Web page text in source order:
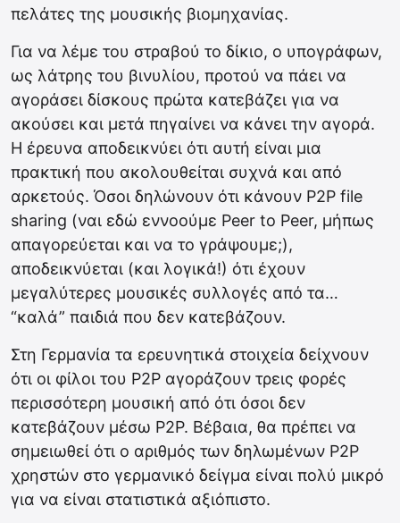
πελάτες της μουσικής βιομηχανίας.
Για να λέμε του στραβού το δίκιο, ο υπογράφων,
ως λάτρης του βινυλίου, προτού να πάει να
αγοράσει δίσκους πρώτα κατεβάζει για να
ακούσει και μετά πηγαίνει να κάνει την αγορά.
Η έρευνα αποδεικνύει ότι αυτή είναι μια
πρακτική που ακολουθείται συχνά και από
αρκετούς. Όσοι δηλώνουν ότι κάνουν P2P file
sharing (ναι εδώ εννοούμε Peer to Peer, μήπως
απαγορεύεται και να το γράψουμε;),
αποδεικνύεται (και λογικά!) ότι έχουν
μεγαλύτερες μουσικές συλλογές από τα…
“καλά” παιδιά που δεν κατεβάζουν.
Στη Γερμανία τα ερευνητικά στοιχεία δείχνουν
ότι οι φίλοι του P2P αγοράζουν τρεις φορές
περισσότερη μουσική από ότι όσοι δεν
κατεβάζουν μέσω P2P. Βέβαια, θα πρέπει να
σημειωθεί ότι ο αριθμός των δηλωμένων P2P
χρηστών στο γερμανικό δείγμα είναι πολύ μικρό
για να είναι στατιστικά αξιόπιστο.